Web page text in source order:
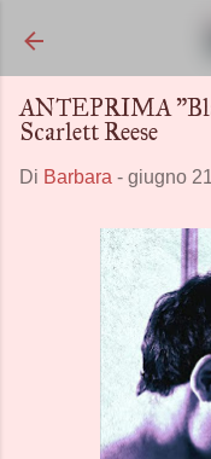
ANTEPRIMA
Scarlett Reese
Di Barbara - giugno